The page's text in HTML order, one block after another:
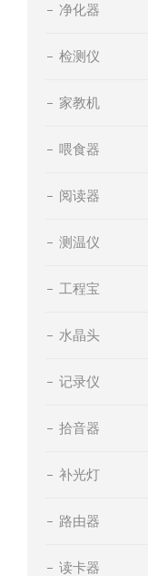
净化器
检测仪
家教机
喂食器
阅读器
测温仪
工程宝
水晶头
记录仪
拾音器
补光灯
路由器
读卡器